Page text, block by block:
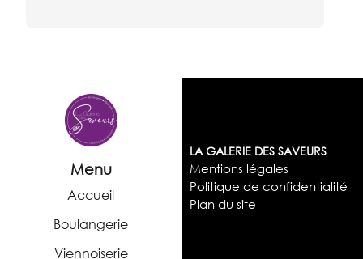
Menu
Accueil
Boulangerie
Viennoiserie
LA GALERIE DES SAVEURS
Mentions légales
Politique de confidentialité
Plan du site